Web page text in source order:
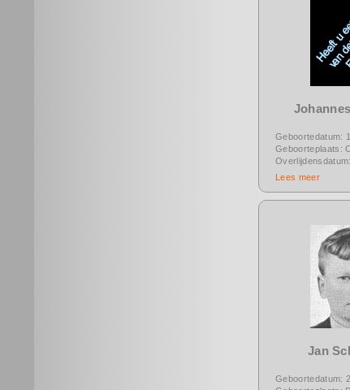
Geboortedatum:
Geboorteplaats:
Lees meer
Jan
Geboortedatum: